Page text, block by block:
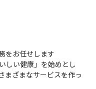
をお任せします
しい健康」を始めとし
まざまなサービスを作っ